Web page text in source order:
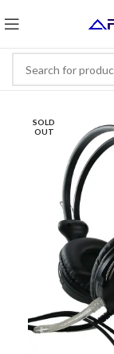
SOLD
OUT